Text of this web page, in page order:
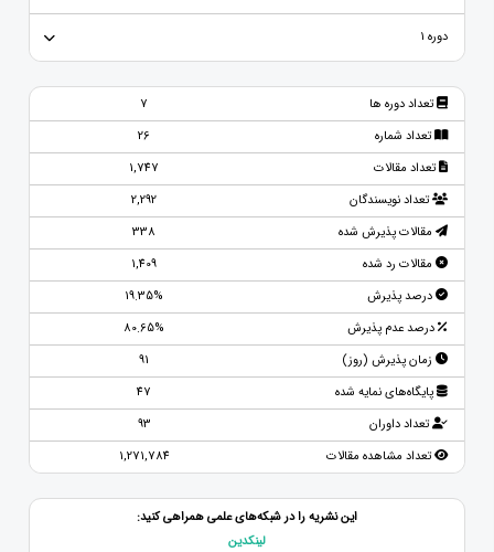
دوره ۱
تعداد دوره ها
7
تعداد شماره
26
تعداد مقالات
1,747
تعداد نویسندگان
2,292
مقالات پذیرش شده
338
مقالات رد شده
1,409
درصد پذیرش
19.35%
درصد عدم پذیرش
80.65%
زمان پذیرش (روز)
91
پایگاه‌های نمایه شده
47
تعداد داوران
93
تعداد مشاهده مقالات
1,271,784
این نشریه را در شبکه‌های علمی همراهی کنید:
لینکدین